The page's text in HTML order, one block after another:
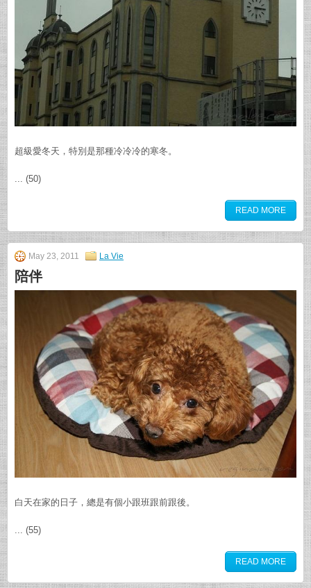
超級愛冬天，特別是那種冷冷冷的寒冬。
... (50)
READ MORE
May 23, 2011 La Vie
陪伴
白天在家的日子，總是有個小跟班跟前跟後。
... (55)
READ MORE